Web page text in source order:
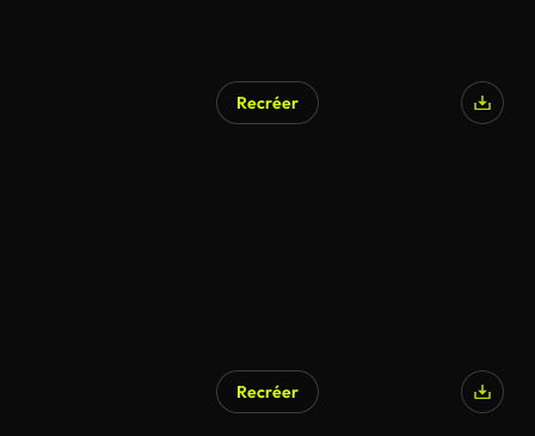
Recréer
Recréer